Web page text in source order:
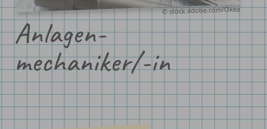
© stock.adobe.com/Okea
Anlagen-
mechaniker/-in